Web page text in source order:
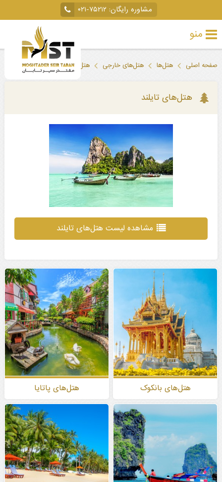
مشاوره رایگان: ۰۲۱-۷۵۲۱۲
منو
تور
صفحه اصلی هتل‌ها هتل‌های خارجی هتل‌های تایلند
هتل‌های تایلند
مشاهده لیست هتل‌های تایلند
هتل‌های بانکوک هتل‌های پاتایا